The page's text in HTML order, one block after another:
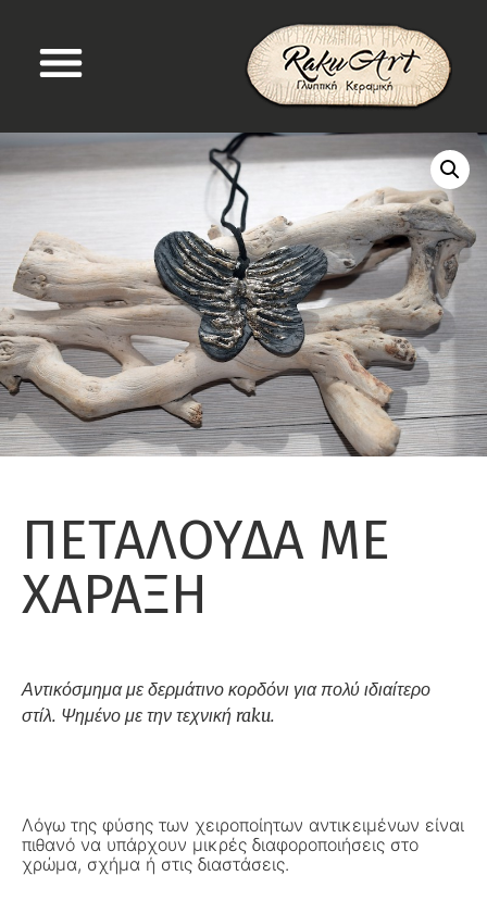
ΠΕΤΑΛΟΥΔΑ ΜΕ
ΧΑΡΑΞΗ
Αντικόσμημα με δερμάτινο κορδόνι για πολύ ιδιαίτερο
στίλ. Ψημένο με την τεχνική raku.
Λόγω της φύσης των χειροποίητων αντικειμένων είναι
πιθανό να υπάρχουν μικρές διαφοροποιήσεις στο
χρώμα, σχήμα ή στις διαστάσεις.